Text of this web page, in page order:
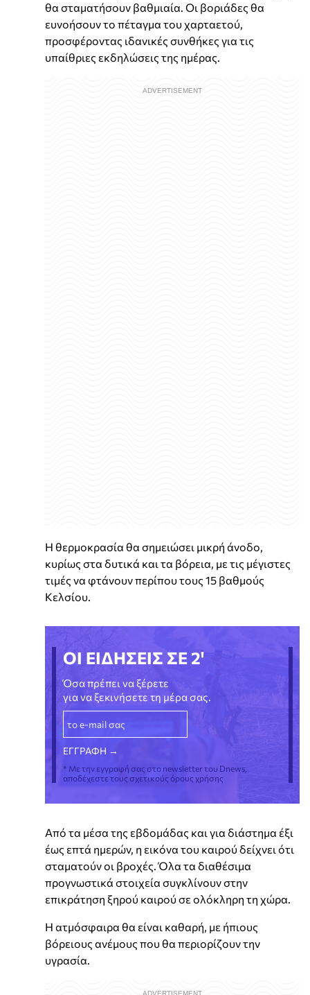
θα σταματήσουν βαθμιαία. Οι βοριάδες θα
ευνοήσουν το πέταγμα του χαρταετού,
προσφέροντας ιδανικές συνθήκες για τις
υπαίθριες εκδηλώσεις της ημέρας.
Η θερμοκρασία θα σημειώσει μικρή άνοδο,
κυρίως στα δυτικά και τα βόρεια, με τις μέγιστες
τιμές να φτάνουν περίπου τους 15 βαθμούς
Κελσίου.
ΟΙ ΕΙΔΗΣΕΙΣ ΣΕ 2'
Όσα πρέπει να ξέρετε
για να ξεκινήσετε τη μέρα σας.
* Με την εγγραφή σας στο newsletter του Dnews,
αποδέχεστε τους σχετικούς όρους χρήσης
Από τα μέσα της εβδομάδας και για διάστημα έξι
έως επτά ημερών, η εικόνα του καιρού δείχνει ότι
σταματούν οι βροχές. Όλα τα διαθέσιμα
προγνωστικά στοιχεία συγκλίνουν στην
επικράτηση ξηρού καιρού σε ολόκληρη τη χώρα.
Η ατμόσφαιρα θα είναι καθαρή, με ήπιους
βόρειους ανέμους που θα περιορίζουν την
υγρασία.